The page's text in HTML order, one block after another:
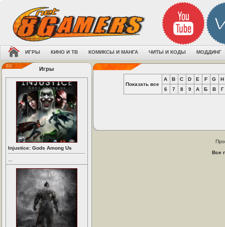
ИГРЫ КИНО И ТВ КОМИКСЫ И МАНГА ЧИТЫ И КОДЫ МОДДИНГ
Игры
Injustice: Gods Among Us
Показать все
A B C D E F G
H
6
7 8 9 А Б В Г
Все